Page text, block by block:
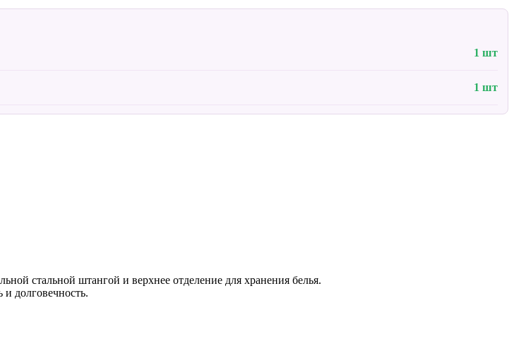
1 шт
1 шт
стальной штангой и верхнее отделение для хранения белья.
долговечность.